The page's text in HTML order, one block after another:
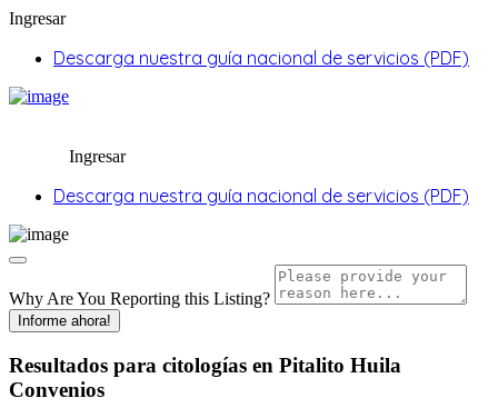
Ingresar
Descarga nuestra guía nacional de servicios (PDF)
Ingresar
Descarga nuestra guía nacional de servicios (PDF)
Why Are You Reporting this Listing?
Informe ahora!
Resultados para citologías en Pitalito Huila
Convenios